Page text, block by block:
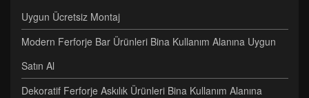
Uygun Ücretsiz Montaj
Modern Ferforje Bar Ürünleri Bina Kullanım Alanına Uygun
Satın Al
Dekoratif Ferforje Askılık Ürünleri Bina Kullanım Alanına